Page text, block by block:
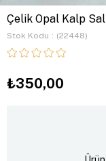
Çelik Opal Kalp
Stok Kodu (22448)
₺350,00